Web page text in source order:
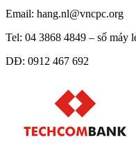
Email: hang.nl@vncpc.org
Tel: 04 3868 4849 – số máy
DĐ: 0912 467 692